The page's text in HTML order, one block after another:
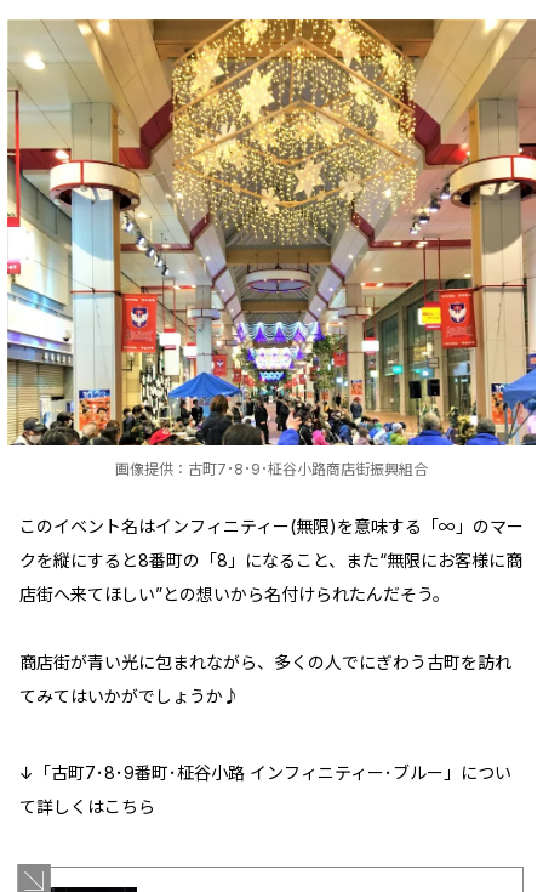
画像提供：古町7･8･9･柾谷小路商店街振興組合
このイベント名はインフィニティー(無限)を意味する「∞」のマー
クを縦にすると8番町の「8」になること、また“無限にお客様に商
店街へ来てほしい”との想いから名付けられたんだそう。
商店街が青い光に包まれながら、多くの人でにぎわう古町を訪れ
てみてはいかがでしょうか♪
↓「古町7･8･9番町･柾谷小路 インフィニティー･ブルー」につい
て詳しくはこちら